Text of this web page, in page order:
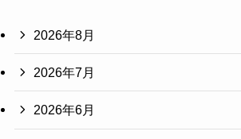
2026年8月
2026年7月
2026年6月